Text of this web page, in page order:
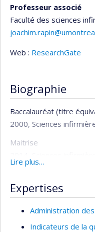
Professeur associé
Faculté des sciences
Web : ResearchGate
Biographie
Baccalauréat (titre
2000, Sciences
Maitrise
(Canada)
Doctorat
2024 , Sciences
(Canada)
Lire plus…
Expertises
Administration
Indicateurs de la